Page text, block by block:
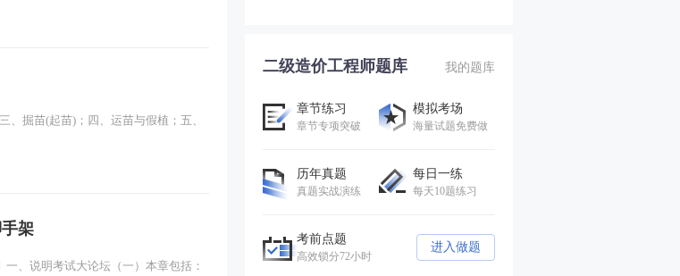
梁艳红 免费试听
掘苗(起苗)；四、运苗与假植；五、
架
、说明考试大论坛（一）本章包括：
二级造价工程师题库 我的题库
章节练习
章节专项突破
模拟考场
海量试题免费做
历年真题
真题实战演练
每日一练
每天10题练习
考前点题
高效锁分72小时
进入做题